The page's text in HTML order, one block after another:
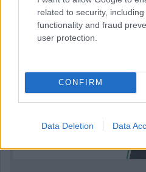
related to security,
functionality and fraud
user protection.
CONFIRM
Data Deletion Data